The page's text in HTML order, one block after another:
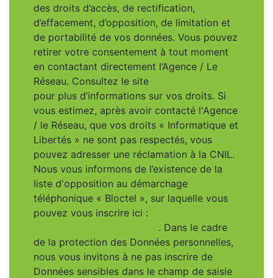
des droits d’accès, de rectification,
d’effacement, d’opposition, de limitation et
de portabilité de vos données. Vous pouvez
retirer votre consentement à tout moment
en contactant directement l’Agence / Le
Réseau. Consultez le site
pour plus d’informations sur vos droits. Si
vous estimez, après avoir contacté l'Agence
/ le Réseau, que vos droits « Informatique et
Libertés » ne sont pas respectés, vous
pouvez adresser une réclamation à la CNIL.
Nous vous informons de l’existence de la
liste d'opposition au démarchage
téléphonique « Bloctel », sur laquelle vous
pouvez vous inscrire ici :
. Dans le cadre
de la protection des Données personnelles,
nous vous invitons à ne pas inscrire de
Données sensibles dans le champ de saisie